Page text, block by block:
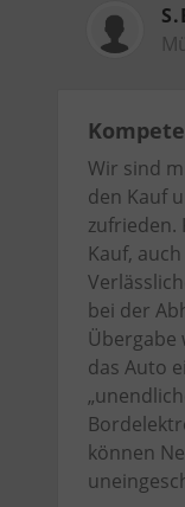
Wir sind
den Kauf
zufrieden.
Kauf,
bei der
Übergabe
das Auto
können